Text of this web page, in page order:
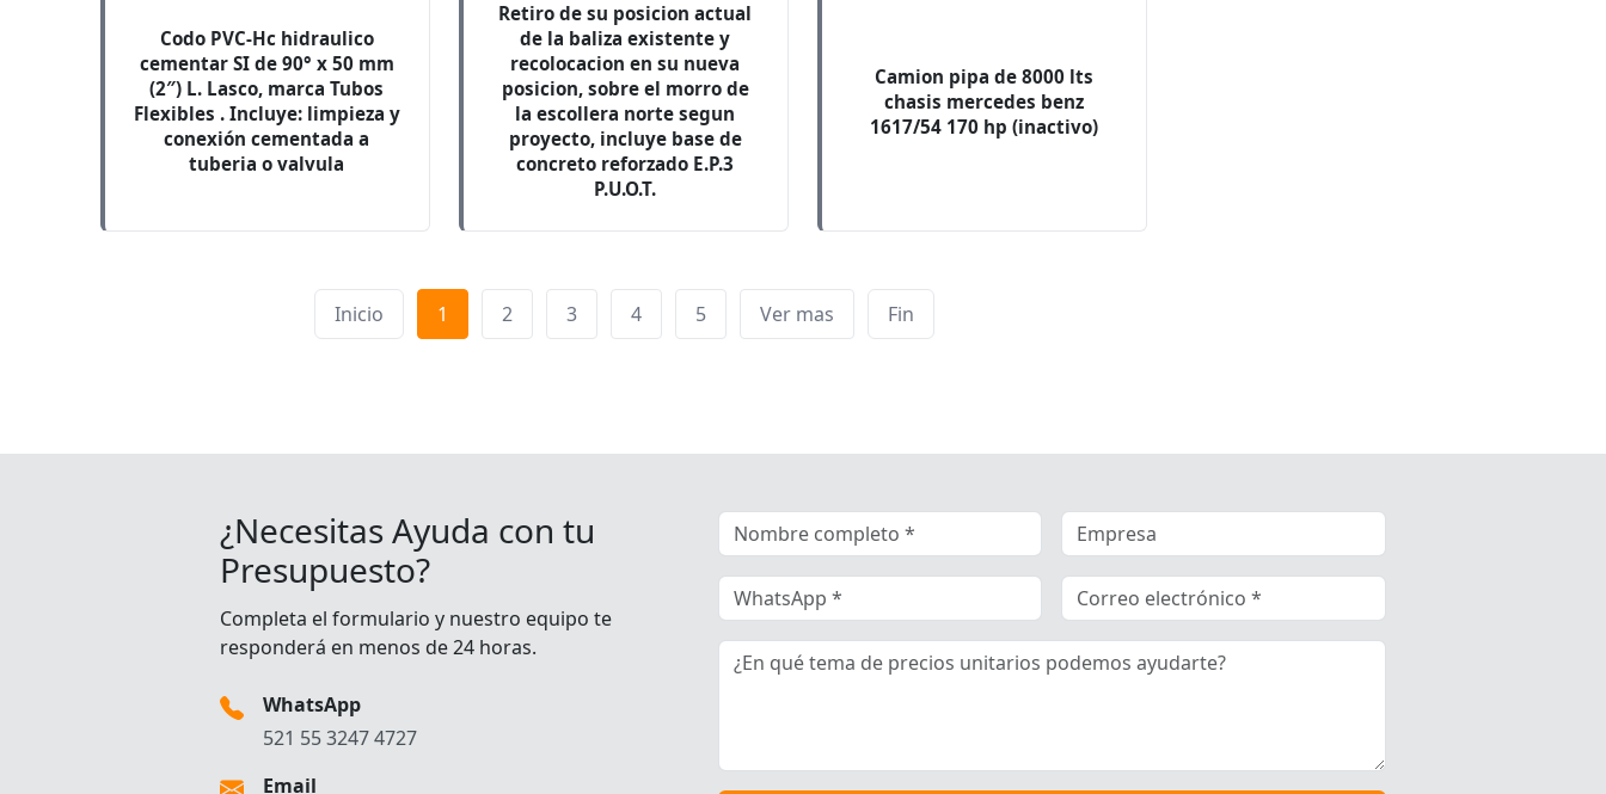
Codo PVC-Hc hidraulico
cementar SI de 90° x 50 mm
(2″) L. Lasco, marca Tubos
Flexibles . Incluye: limpieza y
conexión cementada a
tuberia o valvula
Retiro de su posicion actual
de la baliza existente y
recolocacion en su nueva
posicion, sobre el morro de
la escollera norte segun
proyecto, incluye base de
concreto reforzado E.P.3
P.U.O.T.
Camion pipa de 8000 lts
chasis mercedes benz
1617/54 170 hp (inactivo)
Inicio 1 2 3 4 5 Ver mas Fin
¿Necesitas Ayuda con tu
Presupuesto?
Completa el formulario y nuestro equipo te
responderá en menos de 24 horas.
WhatsApp
521 55 3247 4727
Email